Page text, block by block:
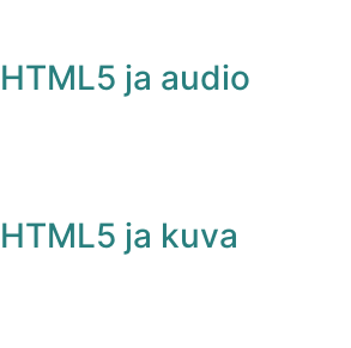
HTML5 ja audio
HTML5 ja kuva